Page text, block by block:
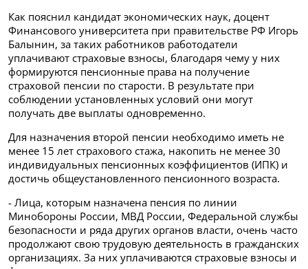
Как пояснил кандидат экономических наук, доцент
Финансового университета при правительстве РФ Игорь
Балынин, за таких работников работодатели
уплачивают страховые взносы, благодаря чему у них
формируются пенсионные права на получение
страховой пенсии по старости. В результате при
соблюдении установленных условий они могут
получать две выплаты одновременно.
Для назначения второй пенсии необходимо иметь не
менее 15 лет страхового стажа, накопить не менее 30
индивидуальных пенсионных коэффициентов (ИПК) и
достичь общеустановленного пенсионного возраста.
- Лица, которым назначена пенсия по линии
Минобороны России, МВД России, Федеральной службы
безопасности и ряда других органов власти, очень часто
продолжают свою трудовую деятельность в гражданских
организациях. За них уплачиваются страховые взносы и